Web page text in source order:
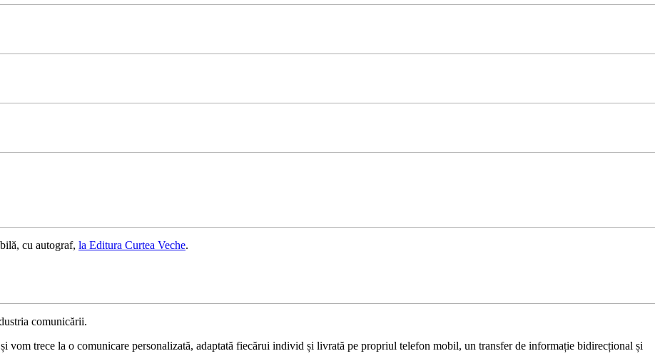
cu autograf, la Editura Curtea Veche.
comunicării.
vom trece la o comunicare personalizată, adaptată fiecărui individ și livrată pe propriul telefon mobil, un transfer de informație bidirecțional și